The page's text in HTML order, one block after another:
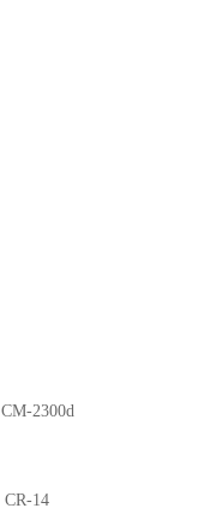
CM-2300d
CR-14